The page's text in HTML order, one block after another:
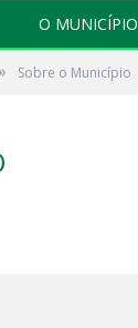
O MUNICÍPIO
Sobre o Município